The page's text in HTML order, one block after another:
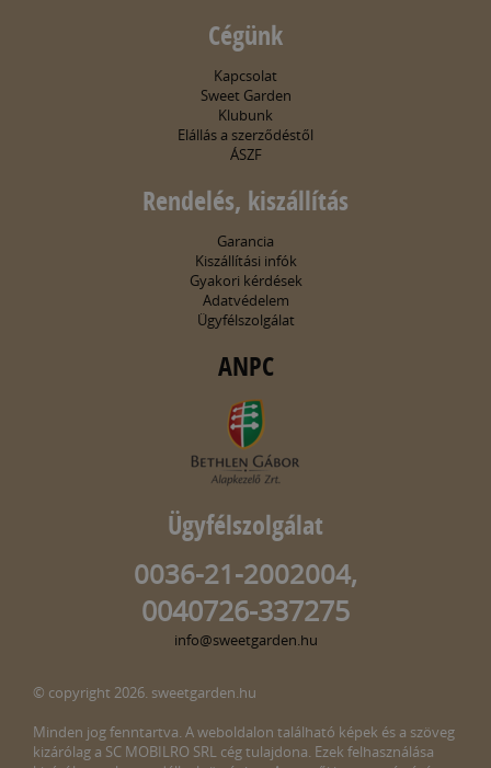
Cégünk
Kapcsolat
Sweet Garden
Klubunk
Elállás a szerződéstől
ÁSZF
Rendelés, kiszállítás
Garancia
Kiszállítási infók
Gyakori kérdések
Adatvédelem
Ügyfélszolgálat
ANPC
Ügyfélszolgálat
0036-21-2002004,
0040726-337275
info@sweetgarden.hu
© copyright 2026. sweetgarden.hu
Minden jog fenntartva. A weboldalon található képek és a szöveg
kizárólag a SC MOBILRO SRL cég tulajdona. Ezek felhasználása